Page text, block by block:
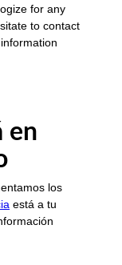
for any
to contact
en
los
está a tu